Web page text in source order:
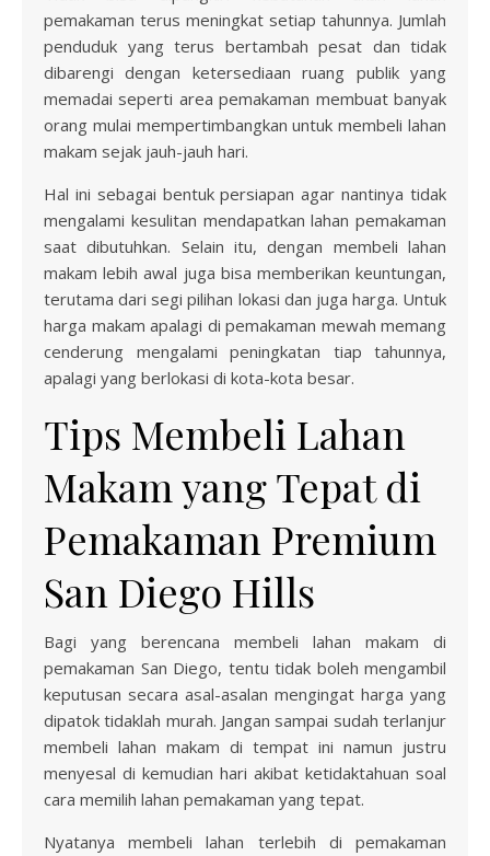
pemakaman terus meningkat setiap tahunnya. Jumlah
penduduk yang terus bertambah pesat dan tidak
dibarengi dengan ketersediaan ruang publik yang
memadai seperti area pemakaman membuat banyak
orang mulai mempertimbangkan untuk membeli lahan
makam sejak jauh-jauh hari.
Hal ini sebagai bentuk persiapan agar nantinya tidak
mengalami kesulitan mendapatkan lahan pemakaman
saat dibutuhkan. Selain itu, dengan membeli lahan
makam lebih awal juga bisa memberikan keuntungan,
terutama dari segi pilihan lokasi dan juga harga. Untuk
harga makam apalagi di pemakaman mewah memang
cenderung mengalami peningkatan tiap tahunnya,
apalagi yang berlokasi di kota-kota besar.
Tips Membeli Lahan
Makam yang Tepat di
Pemakaman Premium
San Diego Hills
Bagi yang berencana membeli lahan makam di
pemakaman San Diego, tentu tidak boleh mengambil
keputusan secara asal-asalan mengingat harga yang
dipatok tidaklah murah. Jangan sampai sudah terlanjur
membeli lahan makam di tempat ini namun justru
menyesal di kemudian hari akibat ketidaktahuan soal
cara memilih lahan pemakaman yang tepat.
Nyatanya membeli lahan terlebih di pemakaman